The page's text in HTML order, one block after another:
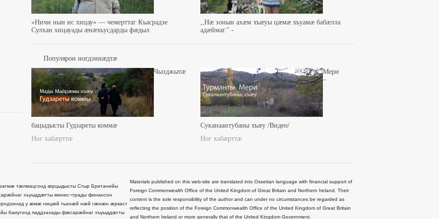
«Ничи нын ис хицау» — чемерттаг Къасрадзе
Сулхан хицауады æнæхъусдарды фæдыл
,,Нæ зонын ахæм хъæуы цæмæ хъуамæ бабæлла
адæймаг.'' -
Популярон ногдзинæдтæ
Чызджытæ
бацыдысты Гудзареты коммæ
Ног хабæрттæ
Мери
–
Суканаантубаны хъæу /Видео/
Ног хабæрттæ
тæлмацгонд æрцыдысты Стыр Британийы
хъуыддæгты минис¬трады финансон
у æмæ ницæй тыххæй нæй гæнæн æркаст
баиугонд паддзахады фæсарæйнаг хъуыддæгты
Materials published on this web-site are translated into Ossetian language with financial support of
Foreign Commonwealth Office of the United Kingdom of Great Britain and Northern Ireland. Their
content is the sole responsibility of the author and can under no circumstances be regarded as
reflecting the position of the Foreign Commonwealth Office of the United Kingdom of Great Britain
and Northern Ireland or more generally that of the United Kingdom Government.